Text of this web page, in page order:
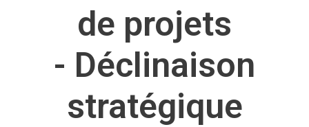
de projets
- Déclinaison
stratégique